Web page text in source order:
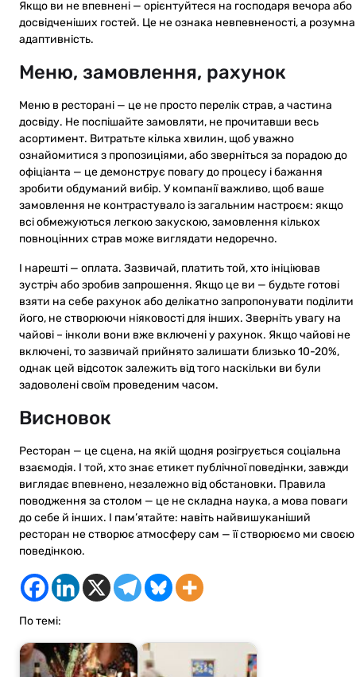
Якщо ви не впевнені — орієнтуйтеся на господаря вечора або
досвідченіших гостей. Це не ознака невпевненості, а розумна
адаптивність.
Меню, замовлення, рахунок
Меню в ресторані — це не просто перелік страв, а частина
досвіду. Не поспішайте замовляти, не прочитавши весь
асортимент. Витратьте кілька хвилин, щоб уважно
ознайомитися з пропозиціями, або зверніться за порадою до
офіціанта — це демонструє повагу до процесу і бажання
зробити обдуманий вибір. У компанії важливо, щоб ваше
замовлення не контрастувало із загальним настроєм: якщо
всі обмежуються легкою закускою, замовлення кількох
повноцінних страв може виглядати недоречно.
І нарешті — оплата. Зазвичай, платить той, хто ініціював
зустріч або зробив запрошення. Якщо це ви — будьте готові
взяти на себе рахунок або делікатно запропонувати поділити
його, не створюючи ніяковості для інших. Зверніть увагу на
чайові – інколи вони вже включені у рахунок. Якщо чайові не
включені, то зазвичай прийнято залишати близько 10-20%,
однак цей відсоток залежить від того наскільки ви були
задоволені своїм проведеним часом.
Висновок
Ресторан — це сцена, на якій щодня розігрується соціальна
взаємодія. І той, хто знає етикет публічної поведінки, завжди
виглядає впевнено, незалежно від обстановки. Правила
поводження за столом — це не складна наука, а мова поваги
до себе й інших. І пам’ятайте: навіть найвишуканіший
ресторан не створює атмосферу сам — її створюємо ми своєю
поведінкою.
По темі: